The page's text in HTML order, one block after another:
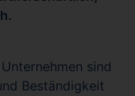
sind
Beständigkeit